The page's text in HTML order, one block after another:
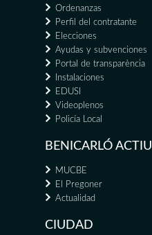
Ordenanzas
Perfil del contratante
Elecciones
Ayudas y subvenciones
Portal de transparència
Instalaciones
EDUSI
Videoplenos
Policía Local
BENICARLÓ ACTIU
MUCBE
El Pregoner
Actualidad
CIUDAD